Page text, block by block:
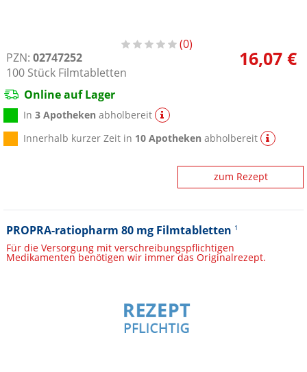
0
PZN: 02747252
100 Stück Filmtabletten
16,07 €
Online auf Lager
In3 Apotheken abholbereit
Innerhalb kurzer Zeit in 10 Apotheken abholbereit
zum Rezept
PROPRA-ratiopharm 80 mg Filmtabletten 1
Für die Versorgung mit verschreibungspflichtigen
Medikamenten benötigen wir immer das Originalrezept.